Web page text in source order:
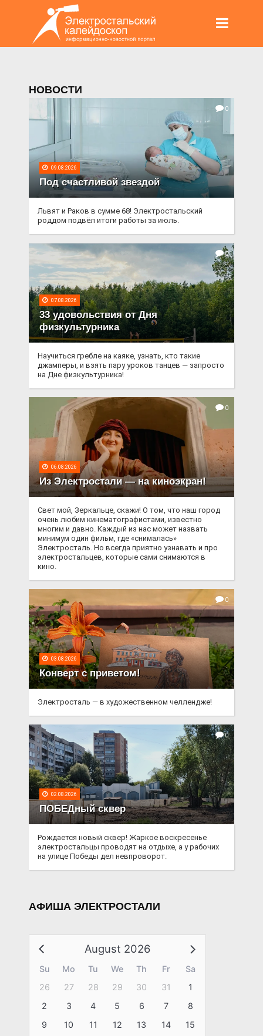
НОВОСТИ
0
09.08.2026
Под счастливой звездой
Львят и Раков в сумме 68! Электростальский
роддом подвёл итоги работы за июль.
0
07.08.2026
33 удовольствия от Дня
физкультурника
Научиться гребле на каяке, узнать, кто такие
джамперы, и взять пару уроков танцев — запросто
на Дне физкультурника!
0
06.08.2026
Из Электростали — на киноэкран!
Свет мой, Зеркальце, скажи! О том, что наш город
очень любим кинематографистами, известно
многим и давно. Каждый из нас может назвать
минимум один фильм, где «снималась»
Электросталь. Но всегда приятно узнавать и про
электростальцев, которые сами снимаются в
кино.
0
03.08.2026
Конверт с приветом!
Электросталь — в художественном челлендже!
0
02.08.2026
ПОБЕДный сквер
Рождается новый сквер! Жаркое воскресенье
электростальцы проводят на отдыхе, а у рабочих
на улице Победы дел невпроворот.
АФИША ЭЛЕКТРОСТАЛИ
August 2026
Su Mo Tu We Th Fr
Sa
26
27 28 29 30 31
1
2
3 4 5 6 7
8
9
10 11 12 13 14
15